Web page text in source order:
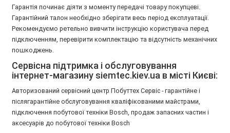
Гарантія починає діяти з моменту передачі товару покупцеві.
Гарантійний талон необхідно зберігати весь період експлуатації.
Рекомендуємо ретельно вивчити інструкцію користувача перед
підключенням, перевірити комплектацію та відсутність механічних
пошкоджень.
Сервісна підтримка і обслуговування
інтернет-магазину siemtec.kiev.ua в місті Києві:
Авторизований сервісний центр Побуттех Сервіс - гарантійне і
післягарантійне обслуговування кваліфікованими майстрами,
підключення побутової техніки Bosch, продаж запасних частин і
аксесуарів до побутової техніки Bosch